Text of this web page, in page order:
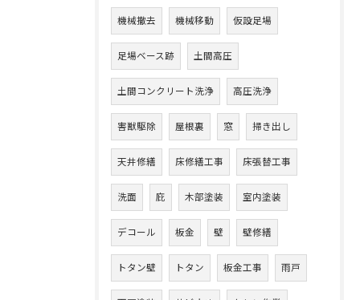
機械撤去 機械移動 仮設足場
足場ベース跡 土間高圧
土間コンクリート洗浄 高圧洗浄
害獣駆除 屋根裏 窓 掃き出し
天井修繕 床修繕工事 床張替工事
洗面 庇 木部塗装 室内塗装
デコール 板金 壁 壁修繕
トタン壁 トタン 板金工事 雨戸